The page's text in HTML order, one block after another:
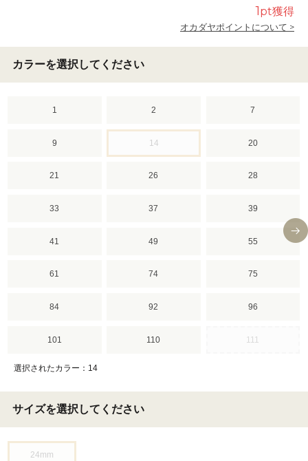
1pt獲得
オカダヤポイントについて >
カラーを選択してください
1 2 7
9 14 20
21 26 28
33 37 39
41 49 55
61 74 75
84 92 96
101 110 111
選択されたカラー：14
サイズを選択してください
24mm